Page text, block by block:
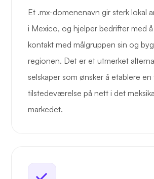
Et .mx-domenenavn gir sterk lokal
i Mexico, og hjelper bedrifter med
kontakt med målgruppen sin og
regionen. Det er et utmerket
selskaper som ønsker å etablere
tilstedeværelse på nett i det
markedet.